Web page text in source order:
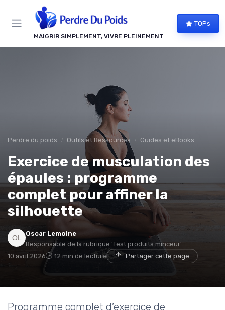
MAIGRIR SIMPLEMENT, VIVRE PLEINEMENT
TOPs
Perdre du poids Outils et Ressources Guides et eBooks
Exercice de musculation des
épaules : programme
complet pour affiner la
silhouette
Oscar Lemoine
Responsable de la rubrique 'Test produits minceur'
10 avril 2026
12 min de lecture Partager cette page
Programme complet d’exercice de
Panneau de gestion des cookies